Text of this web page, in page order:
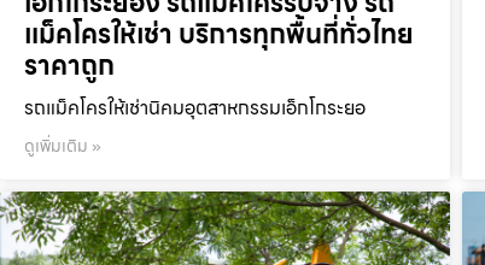
แม็คโครให้เช่า บริการทุกพื้นที่ทั่วไทย
ราคาถูก
รถแม็คโครให้เช่านิคมอุตสาหกรรมเอ็กโกระยอ
ดูเพิ่มเติม »